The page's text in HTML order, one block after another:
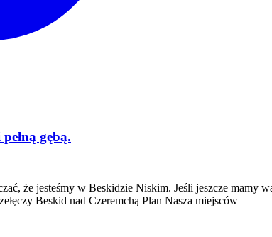
gębą.
że jesteśmy w Beskidzie Niskim. Jeśli jeszcze mamy
Beskid nad Czeremchą Plan Nasza miejsców